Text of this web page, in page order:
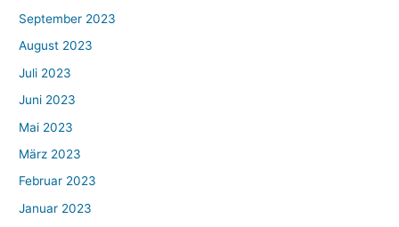
September 2023
August 2023
Juli 2023
Juni 2023
Mai 2023
März 2023
Februar 2023
Januar 2023